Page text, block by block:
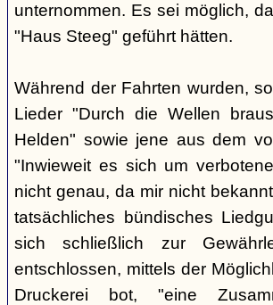
unternommen. Es sei möglich,
"Haus Steeg" geführt hätten.
Während der Fahrten wurden,
Lieder "Durch die Wellen
Helden" sowie jene aus dem
"Inwieweit es sich um
nicht genau, da mir nicht
tatsächliches bündisches
sich schließlich zur
entschlossen, mittels der
Druckerei bot, "eine